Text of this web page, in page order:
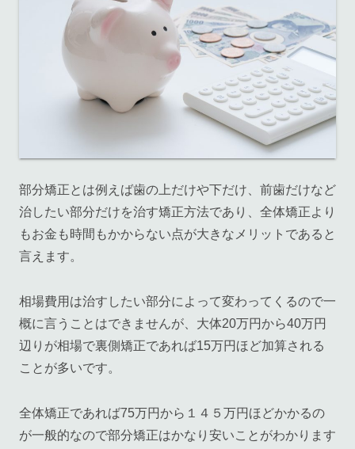
部分矯正とは例えば歯の上だけや下だけ、前歯だけなど
治したい部分だけを治す矯正方法であり、全体矯正より
もお金も時間もかからない点が大きなメリットであると
言えます。
相場費用は治すしたい部分によって変わってくるので一
概に言うことはできませんが、大体20万円から40万円
辺りが相場で裏側矯正であれば15万円ほど加算される
ことが多いです。
全体矯正であれば75万円から１４５万円ほどかかるの
が一般的なので部分矯正はかなり安いことがわかります